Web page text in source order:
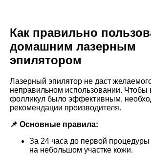
Как правильно
домашним лазерным
эпилятором
Лазерный эпилятор не даст
неправильном использовании. Чтобы
фолликул было эффективным,
рекомендации производителя.
📌 Основные правила:
За 24 часа до первой процедуры
на небольшом участке кожи.